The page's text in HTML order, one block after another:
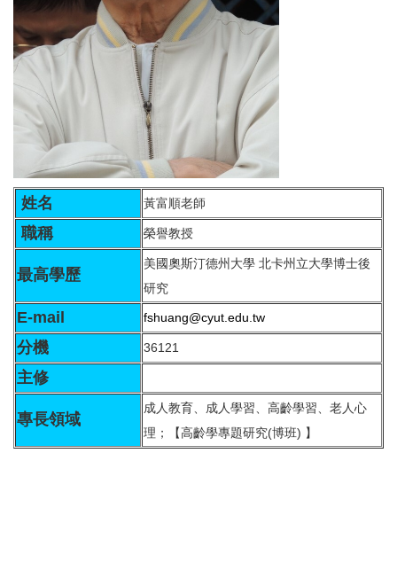
姓名 黃富順老師
職稱 榮譽教授
最高學歷
美國奧斯汀德州大學 北卡州立大學博士後
研究
E-mail fshuang@cyut.edu.tw
分機 36121
主修
專長領域
成人教育、成人學習、高齡學習、老人心
理；【高齡學專題研究(博班) 】